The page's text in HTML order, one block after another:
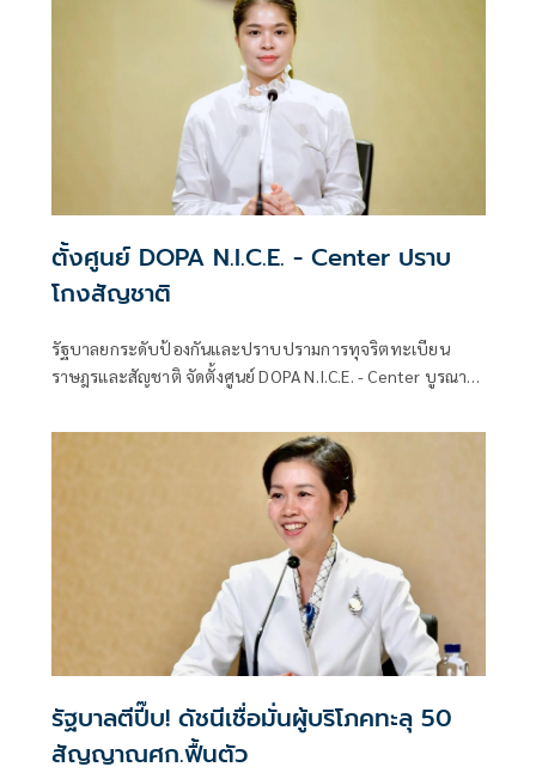
ตั้งศูนย์ DOPA N.I.C.E. - Center ปราบ
โกงสัญชาติ
รัฐบาลยกระดับป้องกันและปราบปรามการทุจริตทะเบียน
ราษฎรและสัญชาติ จัดตั้งศูนย์ DOPA N.I.C.E. - Center บูรณา
รัฐบาลตีปี๊บ! ดัชนีเชื่อมั่นผู้บริโภคทะลุ 50
สัญญาณศก.ฟื้นตัว